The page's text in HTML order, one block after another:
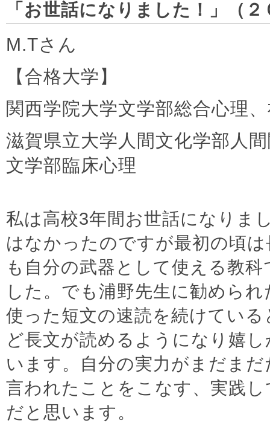
「お世話になりました！」（
M.Tさん
【合格大学】
関西学院大学文学部総合心理
滋賀県立大学人間文化学部人
文学部臨床心理
私は高校3年間お世話になりま
はなかったのですが最初の頃
も自分の武器として使える教
した。でも浦野先生に勧めら
使った短文の速読を続けてい
ど長文が読めるようになり嬉
います。自分の実力がまだま
言われたことをこなす、実践
だと思います。